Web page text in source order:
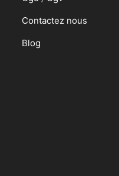
Contactez nous
Blog